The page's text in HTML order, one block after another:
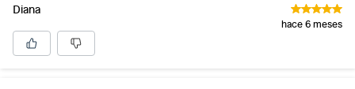
Diana
hace 6 meses